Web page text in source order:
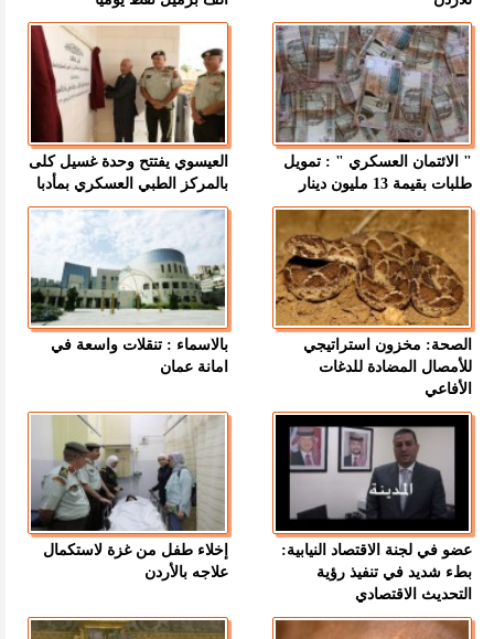
" الائتمان العسكري " : تمويل
طلبات بقيمة 13 مليون دينار
العيسوي يفتتح وحدة غسيل كلى
بالمركز الطبي العسكري بمأدبا
الصحة: مخزون استراتيجي
للأمصال المضادة للدغات
الأفاعي
بالاسماء : تنقلات واسعة في
امانة عمان
عضو في لجنة الاقتصاد النيابية:
بطء شديد في تنفيذ رؤية
التحديث الاقتصادي
إخلاء طفل من غزة لاستكمال
علاجه بالأردن